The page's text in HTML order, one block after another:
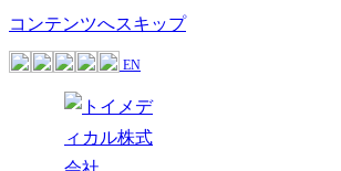
コンテンツへスキップ
EN